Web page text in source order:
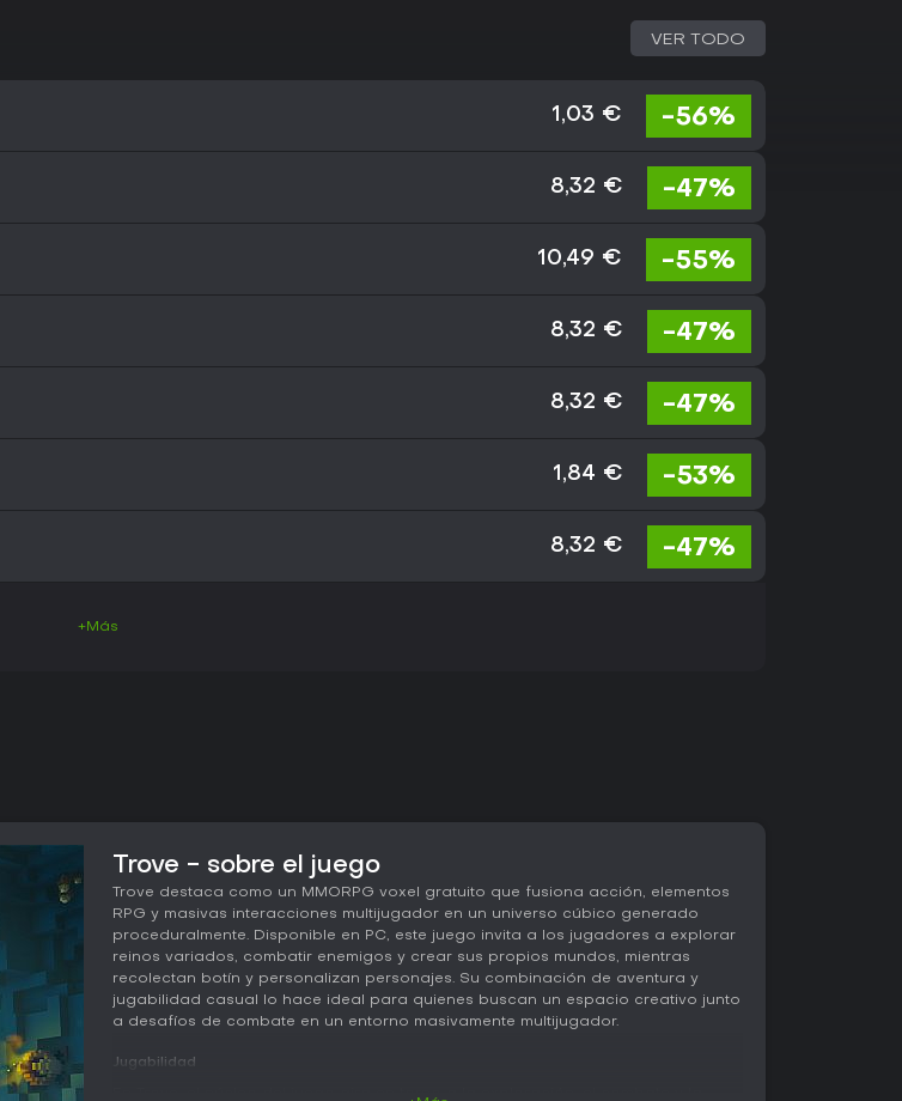
VER TODO
1,03 € -56%
8,32 € -47%
10,49 € -55%
8,32 € -47%
8,32 € -47%
1,84 € -53%
8,32 € -47%
+Más
Trove - sobre el juego
Trove destaca como un MMORPG voxel gratuito que fusiona acción, elementos
RPG y masivas interacciones multijugador en un universo cúbico generado
proceduralmente. Disponible en PC, este juego invita a los jugadores a explorar
reinos variados, combatir enemigos y crear sus propios mundos, mientras
recolectan botín y personalizan personajes. Su combinación de aventura y
jugabilidad casual lo hace ideal para quienes buscan un espacio creativo junto
a desafíos de combate en un entorno masivamente multijugador.
Jugabilidad